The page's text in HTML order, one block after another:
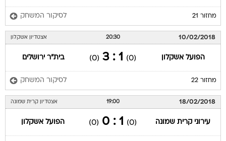
מחזור 21 לסיקור המשחק
10/02/2018
20:30 אצטדיון אשקלון
הפועל אשקלון (0)
1 : 3
(0) בית"ר ירושלים
מחזור 22 לסיקור המשחק
18/02/2018
19:00 אצטדיון קרית שמונה
עירוני קרית שמונה (0)
1 : 0
(0) הפועל אשקלון